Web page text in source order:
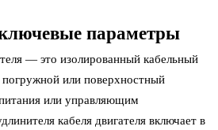
параметры
— это изолированный кабельный
погружной или поверхностный
или управляющим
кабеля двигателя включает в